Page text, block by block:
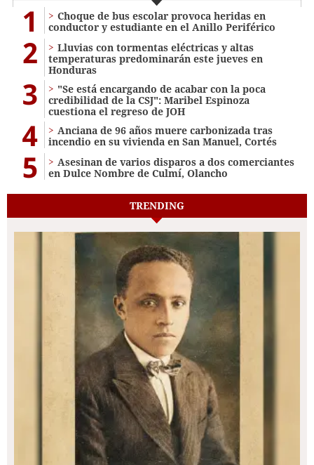
1
Choque de bus escolar provoca heridas en
conductor y estudiante en el Anillo Periférico
2
Lluvias con tormentas eléctricas y altas
temperaturas predominarán este jueves en
Honduras
3
"Se está encargando de acabar con la poca
credibilidad de la CSJ": Maribel Espinoza
cuestiona el regreso de JOH
4
Anciana de 96 años muere carbonizada tras
incendio en su vivienda en San Manuel, Cortés
5
Asesinan de varios disparos a dos comerciantes
en Dulce Nombre de Culmí, Olancho
TRENDING